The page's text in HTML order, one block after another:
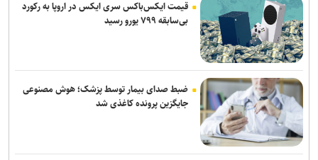
اندروید برای همیشه با دستیار صوتی سابق گوگل خداحافظی می‌کند
راه رسیدند
قیمت ایکس‌باکس سری ایکس در اروپا به رکورد
بی‌سابقه ۷۹۹ یورو رسید
ضبط صدای بیمار توسط پزشک؛ هوش مصنوعی
جایگزین پرونده کاغذی شد